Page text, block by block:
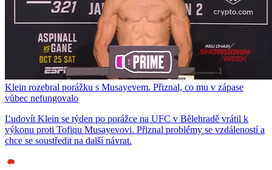
Klein rozebral porážku s Musayevem. Přiznal, co mu v zápase
vůbec nefungovalo
Ľudovít Klein se týden po porážce na UFC v Bělehradě vrátil k
výkonu proti Tofiqu Musayevovi. Přiznal problémy se vzdáleností a
chce se soustředit na další návrat.